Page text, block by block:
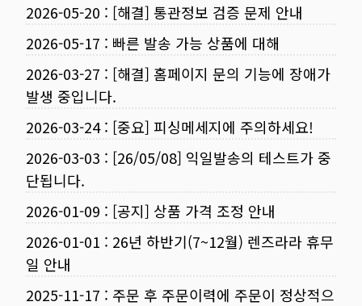
2026-05-20 : [해결] 통관정보 검증 문제 안내
2026-05-17 : 빠른 발송 가능 상품에 대해
2026-03-27 : [해결] 홈페이지 문의 기능에 장애가
발생 중입니다.
2026-03-24: [중요] 피싱메세지에 주의하세요!
2026-03-03 : [26/05/08] 익일발송의 테스트가 중
단됩니다.
2026-01-09 : [공지] 상품 가격 조정 안내
2026-01-01 : 26년 하반기(7~12월) 렌즈라라 휴무
일 안내
2025-11-17 : 주문 후 주문이력에 주문이 정상적으